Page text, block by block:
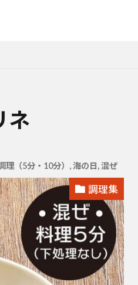
ネ
理（5分・10分） ,海の日,混ぜ
調理集